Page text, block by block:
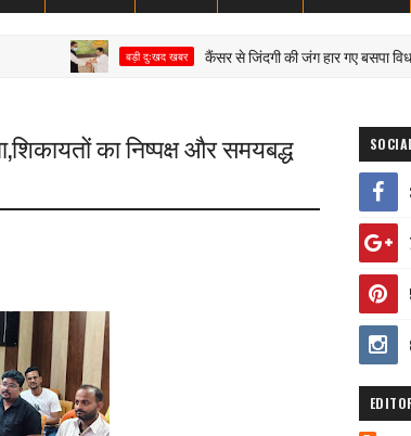
बड़ी दुःखद खबर कैंसर से जिंदगी की जंग हार गए बसपा विधायक
का निष्पक्ष और समयबद्ध